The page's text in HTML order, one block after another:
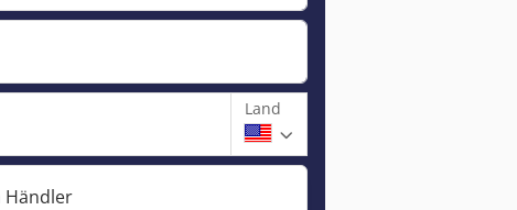
Land
Händler